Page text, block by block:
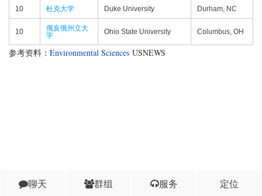
10 杜克大学 Duke University Durham, NC
10
俄亥俄州立大
学
Ohio State University Columbus, OH
参考资料： Environmental Sciences USNEWS
聊天 群组 服务 定位